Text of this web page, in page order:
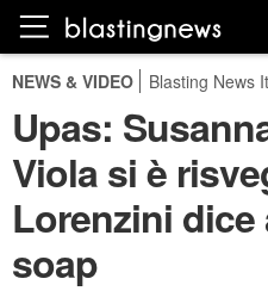
NEWS & VIDEO Blasting News
Upas:
Viola si è
Lorenzini
soap